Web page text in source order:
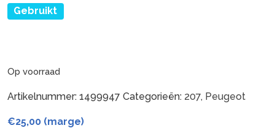
Gebruikt
Op voorraad
Artikelnummer: 1499947 Categorieën: 207, Peugeot
€25,00 (marge)